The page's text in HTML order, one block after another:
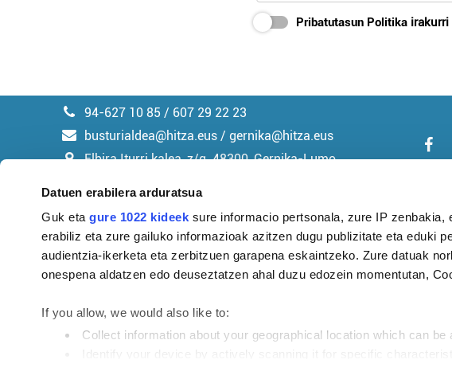
Datuen erabilera arduratsua
Guk etagure 1022 kideek sure informacio pertsonala, zure IP
erabiliz eta zure gailuko informazioak azitzen dugu publizitate eta eduki
audientzia-ikerketa eta zerbitzuen garapena eskaintzeko. Zure datuak
onespena aldatzen edo deuseztatzen ahal duzu edozein momentutan,
If you allow, we would also like to:
Collect information about your geographical location which can
Pribatutasun Politika
94-627 10 85 / 607 29 22 23
busturialdea@hitza.eus / gernika@hitza.eus
Elbira Iturri kalea, z/g. 48300, Gernika-Lumo
Argitalpen politika Aniztasun